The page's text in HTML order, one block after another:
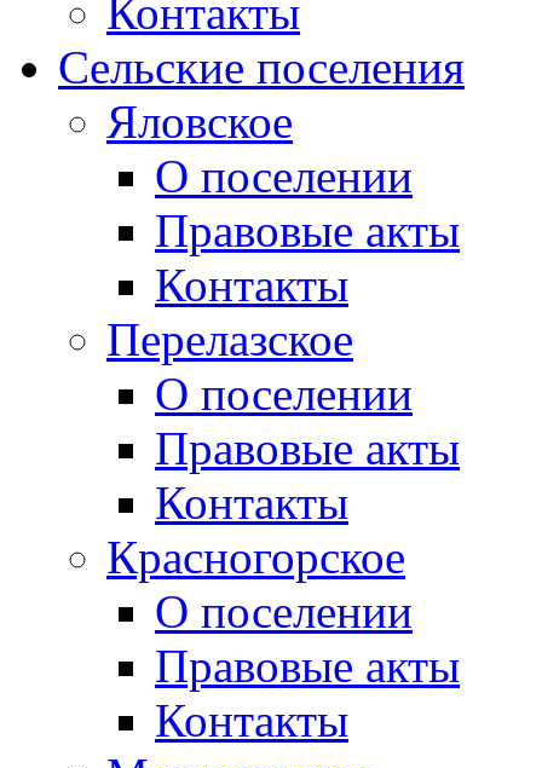
Контакты
Сельские поселения
Яловское
О поселении
Правовые акты
Контакты
Перелазское
О поселении
Правовые акты
Контакты
Красногорское
О поселении
Правовые акты
Контакты